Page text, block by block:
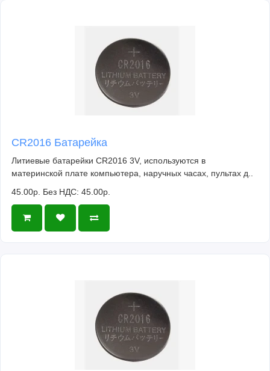
CR2016 Батарейка
Литиевые батарейки CR2016 3V, используются в
материнской плате компьютера, наручных часах, пультах д..
45.00р. Без НДС: 45.00р.